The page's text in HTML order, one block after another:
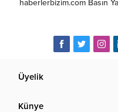
haberlerbizim.com Basın
Üyelik
Künye